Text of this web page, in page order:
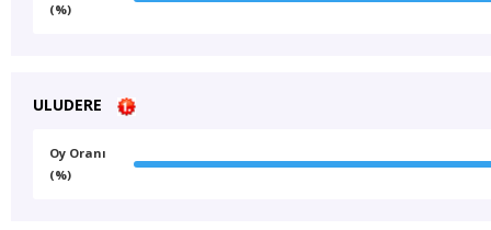
(%)
ULUDERE
Oy Oranı
(%)